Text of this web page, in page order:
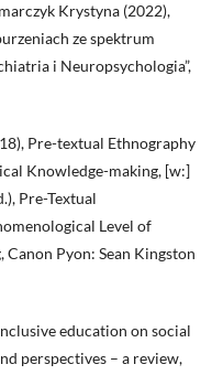
Krystyna (2022),
ze spektrum
i Neuropsychologia”,
Pre-textual Ethnography
Knowledge-making, [w:]
Pre-Textual
Level of
Pyon: Sean Kingston
education on social
perspectives – a review,